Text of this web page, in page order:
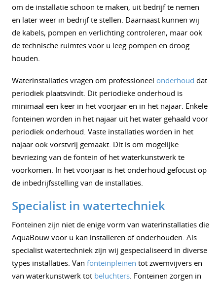
om de installatie schoon te maken, uit bedrijf te nemen
en later weer in bedrijf te stellen. Daarnaast kunnen wij
de kabels, pompen en verlichting controleren, maar ook
de technische ruimtes voor u leeg pompen en droog
houden.
Waterinstallaties vragen om professioneel onderhoud dat
periodiek plaatsvindt. Dit periodieke onderhoud is
minimaal een keer in het voorjaar en in het najaar. Enkele
fonteinen worden in het najaar uit het water gehaald voor
periodiek onderhoud. Vaste installaties worden in het
najaar ook vorstvrij gemaakt. Dit is om mogelijke
bevriezing van de fontein of het waterkunstwerk te
voorkomen. In het voorjaar is het onderhoud gefocust op
de inbedrijfsstelling van de installaties.
Specialist in watertechniek
Fonteinen zijn niet de enige vorm van waterinstallaties die
AquaBouw voor u kan installeren of onderhouden. Als
specialist watertechniek zijn wij gespecialiseerd in diverse
types installaties. Van fonteinpleinen tot zwemvijvers en
van waterkunstwerk tot beluchters. Fonteinen zorgen in